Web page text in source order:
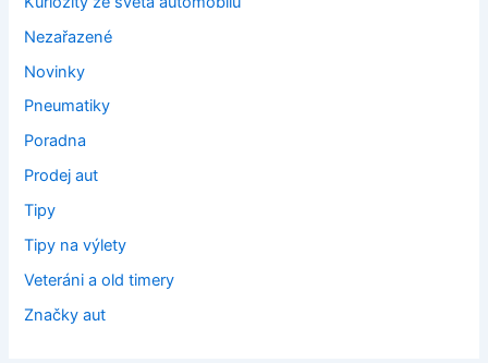
Nezařazené
Novinky
Pneumatiky
Poradna
Prodej aut
Tipy
Tipy na výlety
Veteráni a old timery
Značky aut